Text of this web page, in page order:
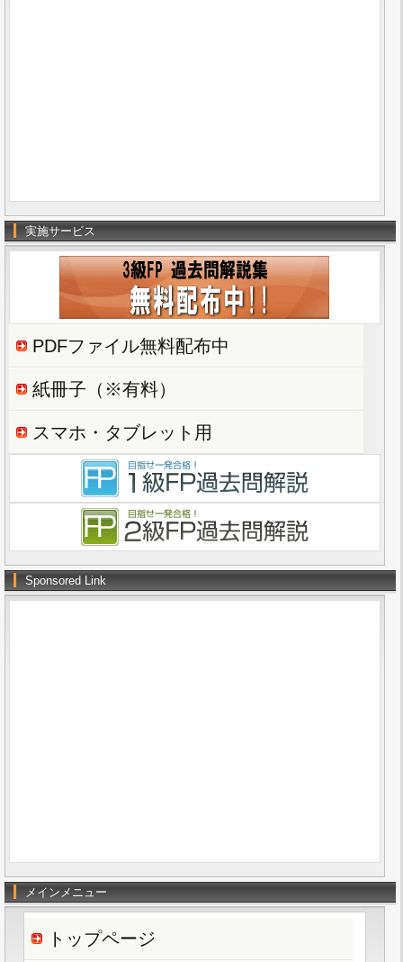
実施サービス
PDFファイル無料配布中
紙冊子（※有料）
スマホ・タブレット用
Sponsored Link
メインメニュー
トップページ